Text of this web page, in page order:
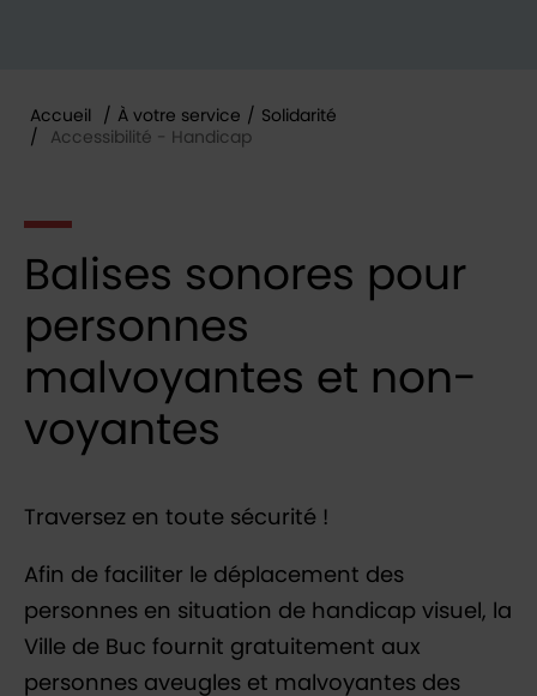
Accueil / À votre service / Solidarité
/
Accessibilité - Handicap
Balises sonores pour
personnes
malvoyantes et non-
voyantes
Traversez en toute sécurité !
Afin de faciliter le déplacement des
personnes en situation de handicap visuel, la
Ville de Buc fournit gratuitement aux
personnes aveugles et malvoyantes des